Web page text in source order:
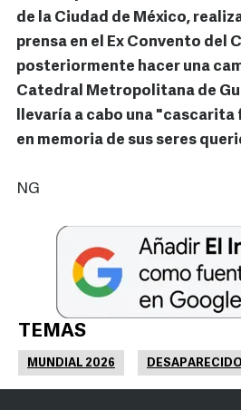
de la Ciudad de México,
prensa en el Ex Convento del
posteriormente hacer una
Catedral Metropolitana de
llevaría a cabo una
en memoria de sus seres
NG
TEMAS
MUNDIAL 2026